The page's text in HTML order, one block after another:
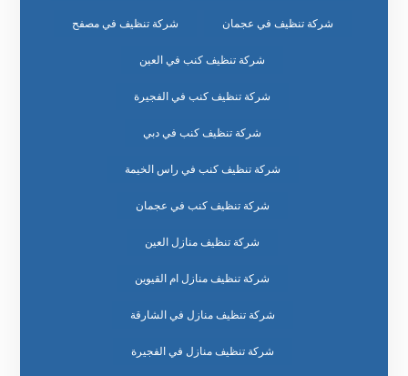
شركة تنظيف في عجمان شركة تنظيف في مصفح
شركة تنظيف كنب في العين
شركة تنظيف كنب في الفجيرة
شركة تنظيف كنب في دبي
شركة تنظيف كنب في راس الخيمة
شركة تنظيف كنب في عجمان
شركة تنظيف منازل العين
شركة تنظيف منازل ام القيوين
شركة تنظيف منازل في الشارقة
شركة تنظيف منازل في الفجيرة